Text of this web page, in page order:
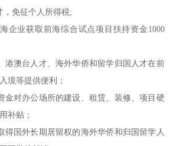
免征个人所得税;
业获取前海综合试点项目扶持资金1000
澳台人才、海外华侨和留学归国人才在前
境等提供便利；
对办公场所的建设、租赁、装修、项目硬
补贴；
国外长期居留权的海外华侨和归国留学人